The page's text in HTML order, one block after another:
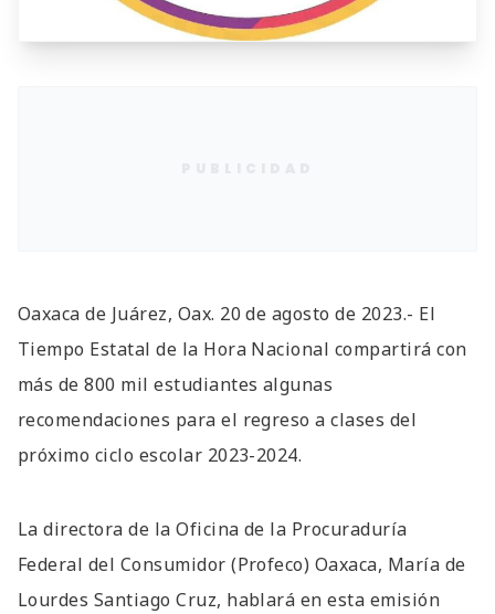
Oaxaca de Juárez, Oax. 20 de agosto de 2023.- El
Tiempo Estatal de la Hora Nacional compartirá con
más de 800 mil estudiantes algunas
recomendaciones para el regreso a clases del
próximo ciclo escolar 2023-2024.
La directora de la Oficina de la Procuraduría
Federal del Consumidor (Profeco) Oaxaca, María de
Lourdes Santiago Cruz, hablará en esta emisión